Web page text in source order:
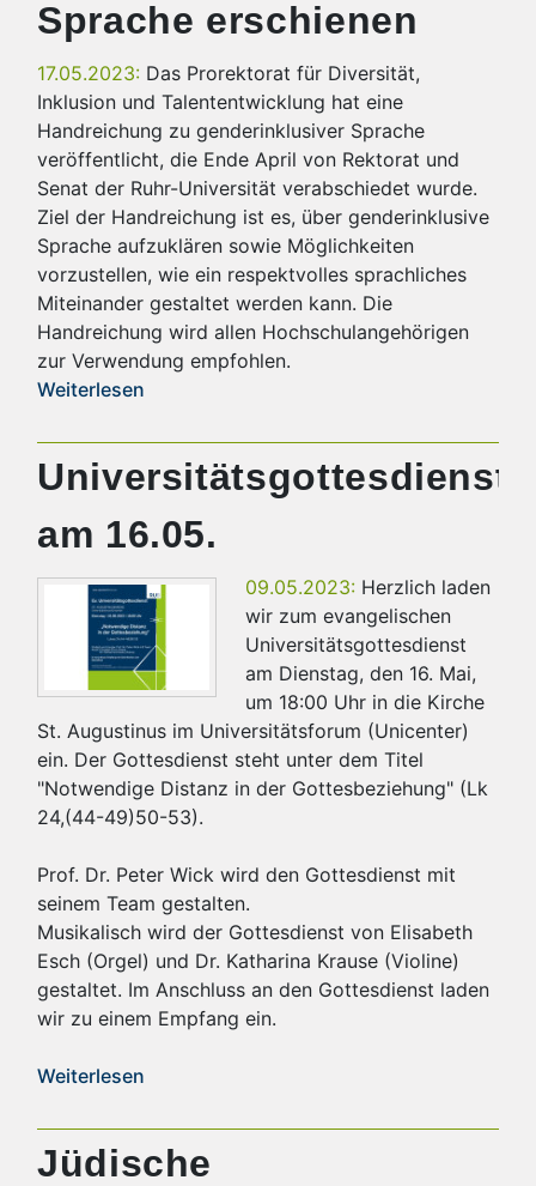
Sprache erschienen
17.05.2023: Das Prorektorat für Diversität,
Inklusion und Talententwicklung hat eine
Handreichung zu genderinklusiver Sprache
veröffentlicht, die Ende April von Rektorat und
Senat der Ruhr-Universität verabschiedet wurde.
Ziel der Handreichung ist es, über genderinklusive
Sprache aufzuklären sowie Möglichkeiten
vorzustellen, wie ein respektvolles sprachliches
Miteinander gestaltet werden kann. Die
Handreichung wird allen Hochschulangehörigen
zur Verwendung empfohlen.
Weiterlesen
Universitätsgottesdienst
am 16.05.
09.05.2023: Herzlich laden
wir zum evangelischen
Universitätsgottesdienst
am Dienstag, den 16. Mai,
um 18:00 Uhr in die Kirche
St. Augustinus im Universitätsforum (Unicenter)
ein. Der Gottesdienst steht unter dem Titel
"Notwendige Distanz in der Gottesbeziehung" (Lk
24,(44-49)50-53).
Prof. Dr. Peter Wick wird den Gottesdienst mit
seinem Team gestalten.
Musikalisch wird der Gottesdienst von Elisabeth
Esch (Orgel) und Dr. Katharina Krause (Violine)
gestaltet. Im Anschluss an den Gottesdienst laden
wir zu einem Empfang ein.
Weiterlesen
Jüdische